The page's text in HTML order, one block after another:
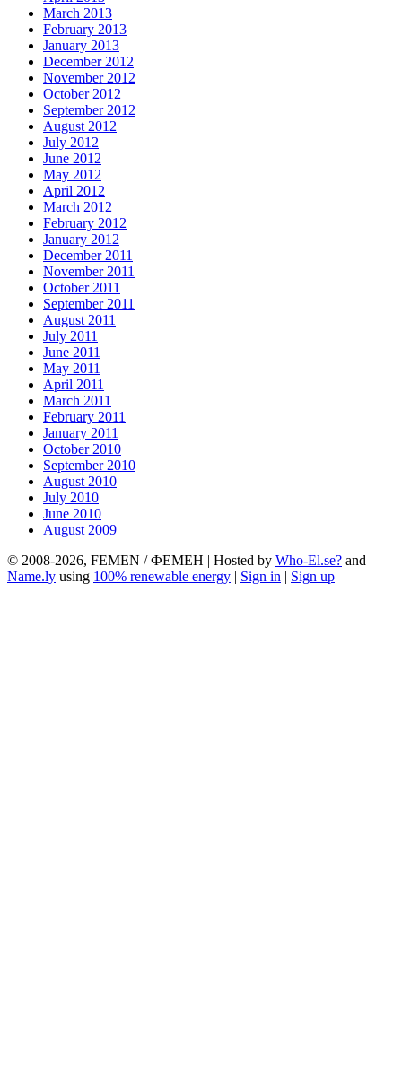
March 2013
February 2013
January 2013
December 2012
November 2012
October 2012
September 2012
August 2012
July 2012
June 2012
May 2012
April 2012
March 2012
February 2012
January 2012
December 2011
November 2011
October 2011
September 2011
August 2011
July 2011
June 2011
May 2011
April 2011
March 2011
February 2011
January 2011
October 2010
September 2010
August 2010
July 2010
June 2010
August 2009
© 2008-2026, FEMEN / ФЕМЕН | Hosted by Who-El.se? and
Name.ly using 100% renewable energy | Sign in | Sign up